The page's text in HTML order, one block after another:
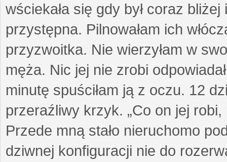
wściekała się gdy był coraz
przystępna. Pilnowałam ich
przyzwoitka. Nie wierzyłam w
męża. Nic jej nie zrobi
minutę spuściłam ją z oczu. 12
przeraźliwy krzyk. „Co on jej
Przede mną stało nieruchomo
dziwnej konfiguracji nie do